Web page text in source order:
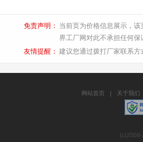
免责声明：
当前页为价格信息展示，
界工厂网对此不承担任何保
友情提醒： 建议您通过拨打厂家联系
网站首页 关于我们